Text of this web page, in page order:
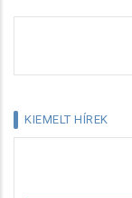
KIEMELT HÍREK